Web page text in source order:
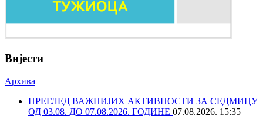
Вијести
Архива
ПРЕГЛЕД ВАЖНИЈИХ АКТИВНОСТИ ЗА СЕДМИЦУ
ОД 03.08. ДО 07.08.2026. ГОДИНЕ 07.08.2026. 15:35